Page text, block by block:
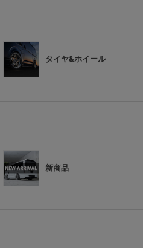
タイヤ&ホイール
新商品